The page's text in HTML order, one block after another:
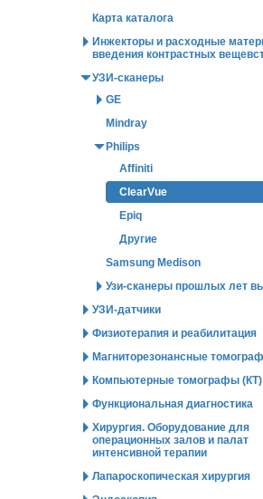
Карта каталога
Инжекторы и расходные
введения контрастных
УЗИ-сканеры
GE
Mindray
Philips
Affiniti
ClearVue
Epiq
Другие
Samsung Medison
Узи-сканеры прошлых лет
УЗИ-датчики
Физиотерапия и реабилитация
Магниторезонансные
Компьютерные томографы (КТ)
Функциональная диагностика
Хирургия. Оборудование для
операционных залов и палат
интенсивной терапии
Лапароскопическая хирургия